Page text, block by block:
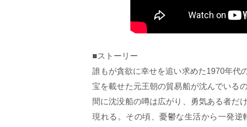
■ストーリー
誰もが貪欲に幸せを追い求めた1970年代
宝を載せた元王朝の貿易船が沈んでいる
間に沈没船の噂は広がり、勇気ある者だ
現れる。その頃、憂鬱な生活から一発